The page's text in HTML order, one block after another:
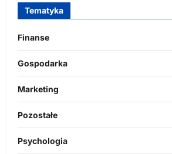
Tematyka
Finanse
Gospodarka
Marketing
Pozostałe
Psychologia